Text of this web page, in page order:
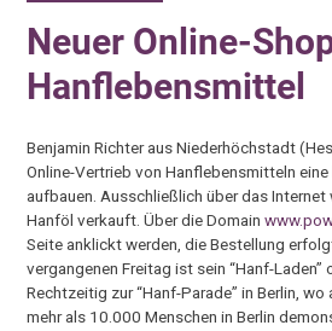
Neuer Online-
Hanflebensmittel
Benjamin Richter aus Niederhöchstadt
Online-Vertrieb von Hanflebensmitteln
aufbauen. Ausschließlich über das Internet
Hanföl verkauft. Über die Domain
Seite anklickt werden, die Bestellung
vergangenen Freitag ist sein “Hanf-Laden”
Rechtzeitig zur “Hanf-Parade” in Berlin,
mehr als 10.000 Menschen in Berlin